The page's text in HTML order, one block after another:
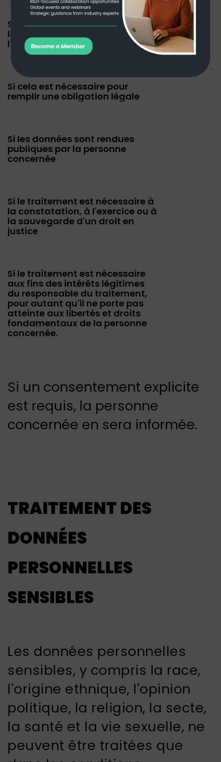
Si le traitement est directement
lié à l'établissement ou à
l'exécution d'un contrat
Si cela est nécessaire pour
remplir une obligation légale
Si les données sont rendues
publiques par la personne
concernée
Si le traitement est nécessaire à
la constatation, à l'exercice ou à
la sauvegarde d'un droit en
justice
Si le traitement est nécessaire
aux fins des intérêts légitimes
du responsable du traitement,
pour autant qu'il ne porte pas
atteinte aux libertés et droits
fondamentaux de la personne
concernée.
Si un consentement explicite
est requis, la personne
concernée en sera informée.
TRAITEMENT DES
DONNÉES
PERSONNELLES
SENSIBLES
Les données personnelles
sensibles, y compris la race,
l'origine ethnique, l'opinion
politique, la religion, la secte,
la santé et la vie sexuelle, ne
peuvent être traitées que